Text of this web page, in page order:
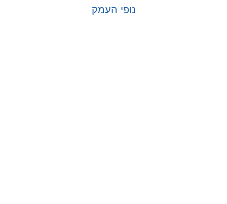
נופי העמק